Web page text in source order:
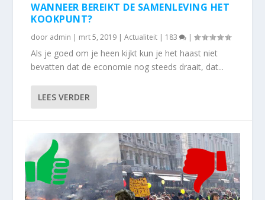
WANNEER BEREIKT DE SAMENLEVING HET
KOOKPUNT?
door admin | mrt 5, 2019 |Actualiteit | 183 |
Als je goed om je heen kijkt kun je het haast niet
bevatten dat de economie nog steeds draait, dat...
LEES VERDER